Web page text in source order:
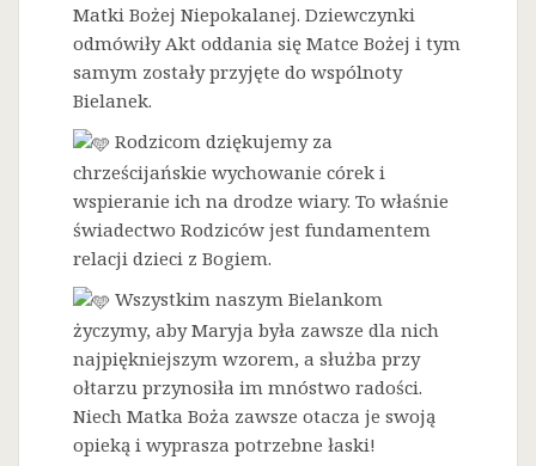
Matki Bożej Niepokalanej. Dziewczynki
odmówiły Akt oddania się Matce Bożej i tym
samym zostały przyjęte do wspólnoty
Bielanek.
Rodzicom dziękujemy za
chrześcijańskie wychowanie córek i
wspieranie ich na drodze wiary. To właśnie
świadectwo Rodziców jest fundamentem
relacji dzieci z Bogiem.
Wszystkim naszym Bielankom
życzymy, aby Maryja była zawsze dla nich
najpiękniejszym wzorem, a służba przy
ołtarzu przynosiła im mnóstwo radości.
Niech Matka Boża zawsze otacza je swoją
opieką i wyprasza potrzebne łaski!